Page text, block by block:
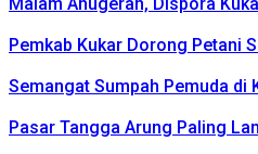
Pemkab Kukar Dorong Petani
Semangat Sumpah Pemuda di
Pasar Tangga Arung Paling